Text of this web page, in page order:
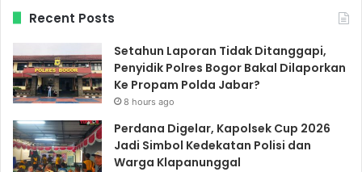
Recent Posts
Setahun Laporan Tidak Ditanggapi,
Penyidik Polres Bogor Bakal Dilaporkan
Ke Propam Polda Jabar?
8 hours ago
Perdana Digelar, Kapolsek Cup 2026
Jadi Simbol Kedekatan Polisi dan
Warga Klapanunggal